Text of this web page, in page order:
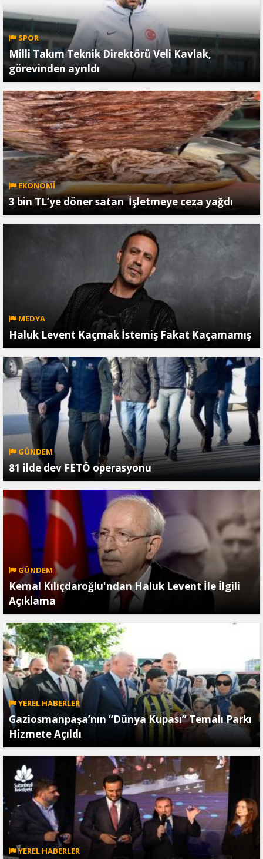
SPOR
Milli Takım Teknik Direktörü Veli Kavlak,
görevinden ayrıldı
EKONOMİ
3 bin TL’ye döner satan İşletmeye ceza yağdı
MEDYA
Haluk Levent Kaçmak İstemiş Fakat Kaçamamış
GÜNDEM
81 ilde dev FETÖ operasyonu
GÜNDEM
Kemal Kılıçdaroğlu'ndan Haluk Levent İle İlgili
Açıklama
YEREL HABERLER
Gaziosmanpaşa’nın “Dünya Kupası” Temalı Parkı
Hizmete Açıldı
YEREL HABERLER